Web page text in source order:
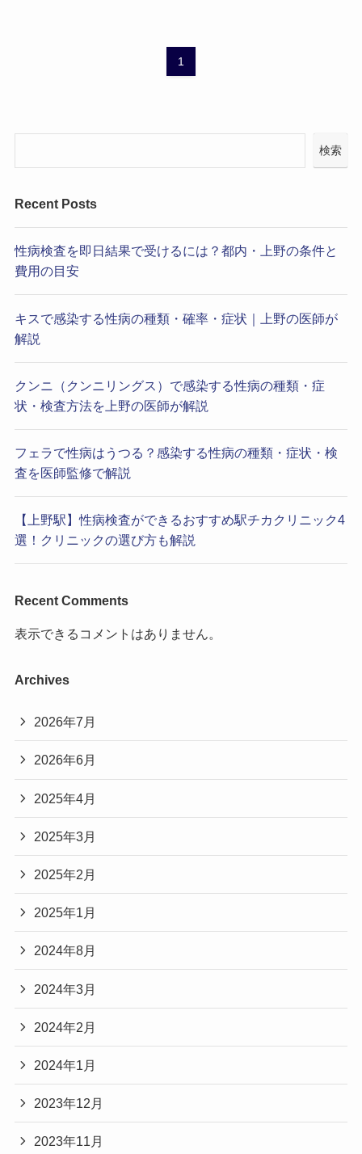
1
検索
Recent Posts
性病検査を即日結果で受けるには？都内・上野の条件と
費用の目安
キスで感染する性病の種類・確率・症状｜上野の医師が
解説
クンニ（クンニリングス）で感染する性病の種類・症
状・検査方法を上野の医師が解説
フェラで性病はうつる？感染する性病の種類・症状・検
査を医師監修で解説
【上野駅】性病検査ができるおすすめ駅チカクリニック4
選！クリニックの選び方も解説
Recent Comments
表示できるコメントはありません。
Archives
2026年7月
2026年6月
2025年4月
2025年3月
2025年2月
2025年1月
2024年8月
2024年3月
2024年2月
2024年1月
2023年12月
2023年11月